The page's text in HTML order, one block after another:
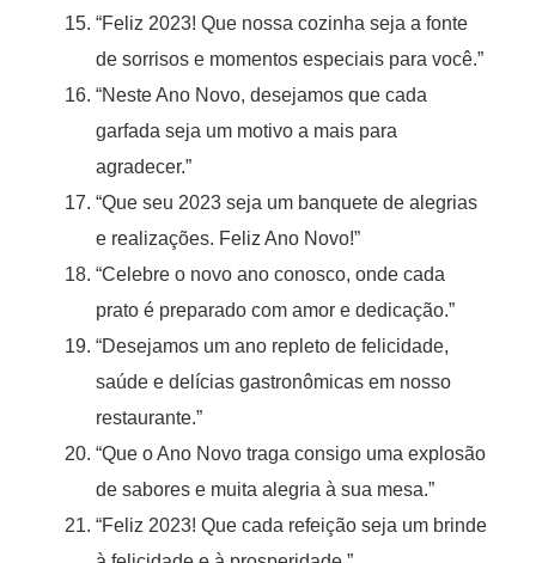
“Feliz 2023! Que nossa cozinha seja a fonte
de sorrisos e momentos especiais para você.”
“Neste Ano Novo, desejamos que cada
garfada seja um motivo a mais para
agradecer.”
“Que seu 2023 seja um banquete de alegrias
e realizações. Feliz Ano Novo!”
“Celebre o novo ano conosco, onde cada
prato é preparado com amor e dedicação.”
“Desejamos um ano repleto de felicidade,
saúde e delícias gastronômicas em nosso
restaurante.”
“Que o Ano Novo traga consigo uma explosão
de sabores e muita alegria à sua mesa.”
“Feliz 2023! Que cada refeição seja um brinde